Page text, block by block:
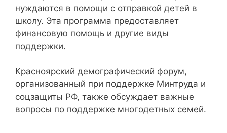
нуждаются в помощи с отправкой детей в
школу. Эта программа предоставляет
финансовую помощь и другие виды
поддержки.
Красноярский демографический форум,
организованный при поддержке Минтруда и
соцзащиты РФ, также обсуждает важные
вопросы по поддержке многодетных семей.